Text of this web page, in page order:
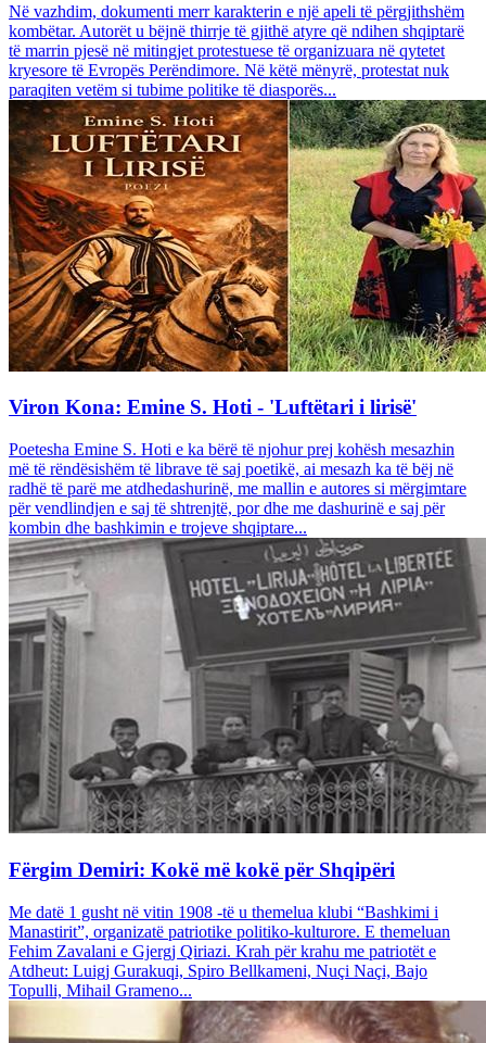
Në vazhdim, dokumenti merr karakterin e një apeli të përgjithshëm
kombëtar. Autorët u bëjnë thirrje të gjithë atyre që ndihen shqiptarë
të marrin pjesë në mitingjet protestuese të organizuara në qytetet
kryesore të Evropës Perëndimore. Në këtë mënyrë, protestat nuk
paraqiten vetëm si tubime politike të diasporës...
Viron Kona: Emine S. Hoti - 'Luftëtari i lirisë'
Poetesha Emine S. Hoti e ka bërë të njohur prej kohësh mesazhin
më të rëndësishëm të librave të saj poetikë, ai mesazh ka të bëj në
radhë të parë me atdhedashurinë, me mallin e autores si mërgimtare
për vendlindjen e saj të shtrenjtë, por dhe me dashurinë e saj për
kombin dhe bashkimin e trojeve shqiptare...
Fërgim Demiri: Kokë më kokë për Shqipëri
Me datë 1 gusht në vitin 1908 -të u themelua klubi “Bashkimi i
Manastirit”, organizatë patriotike politiko-kulturore. E themeluan
Fehim Zavalani e Gjergj Qiriazi. Krah për krahu me patriotët e
Atdheut: Luigj Gurakuqi, Spiro Bellkameni, Nuçi Naçi, Bajo
Topulli, Mihail Grameno...